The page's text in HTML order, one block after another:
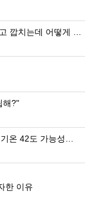
깝치는데 어떻게 …
해?"
온 42도 가능성…
한 이유